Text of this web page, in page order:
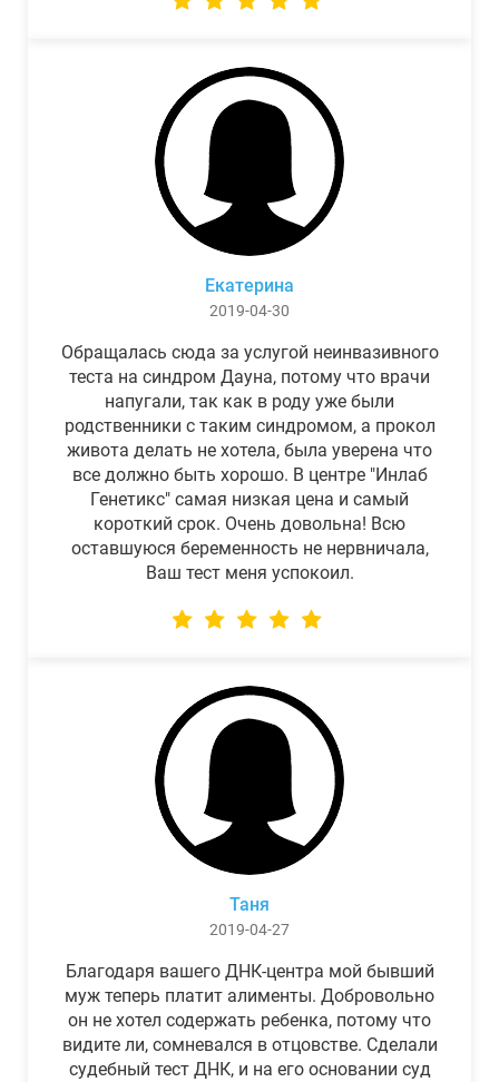
Екатерина
2019-04-30
Обращалась сюда за услугой неинвазивного
теста на синдром Дауна, потому что врачи
напугали, так как в роду уже были
родственники с таким синдромом, а прокол
живота делать не хотела, была уверена что
все должно быть хорошо. В центре "Инлаб
Генетикс" самая низкая цена и самый
короткий срок. Очень довольна! Всю
оставшуюся беременность не нервничала,
Ваш тест меня успокоил.
Таня
2019-04-27
Благодаря вашего ДНК-центра мой бывший
муж теперь платит алименты. Добровольно
он не хотел содержать ребенка, потому что
видите ли, сомневался в отцовстве. Сделали
судебный тест ДНК, и на его основании суд